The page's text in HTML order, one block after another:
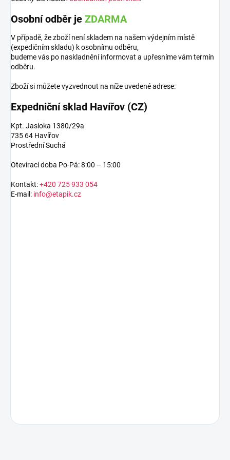
Osobní odběr je ZDARMA
V případě, že zboží není skladem na našem výdejním místě
(expedičním skladu) k osobnímu odběru,
budeme vás po naskladnění informovat a upřesníme vám termín
odběru.
Zboží si můžete vyzvednout na níže uvedené adrese:
Expedniční sklad Havířov (CZ)
Kpt. Jasioka 1380/29a
735 64 Havířov
Prostřední Suchá
Otevírací doba Po-Pá: 8:00 – 15:00
Kontakt:+420 725 933 054
E-mail: info@etapik.cz